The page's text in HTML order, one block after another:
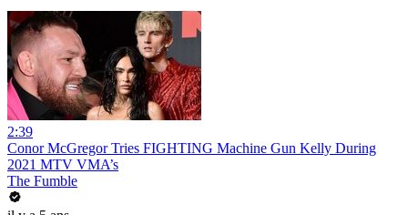
2:39
Conor McGregor Tries FIGHTING Machine Gun Kelly During
2021 MTV VMA’s
The Fumble